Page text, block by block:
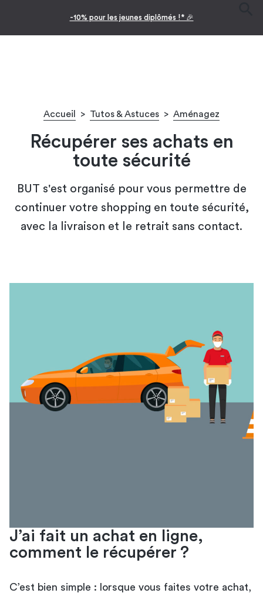
-10% pour les jeunes diplômés !* 🎉
Accueil > Tutos & Astuces > Aménagez
Récupérer ses achats en
toute sécurité
BUT s'est organisé pour vous permettre de
continuer votre shopping en toute sécurité,
avec la livraison et le retrait sans contact.
J’ai fait un achat en ligne,
comment le récupérer ?
C’est bien simple : lorsque vous faites votre achat,